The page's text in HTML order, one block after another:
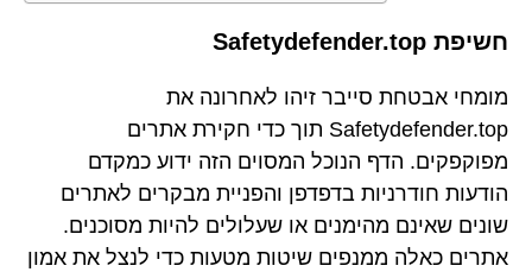
חשיפת Safetydefender.top
מומחי אבטחת סייבר זיהו לאחרונה את
Safetydefender.top תוך כדי חקירת אתרים
מפוקפקים. הדף הנוכל המסוים הזה ידוע כמקדם
הודעות חודרניות בדפדפן והפניית מבקרים לאתרים
שונים שאינם מהימנים או שעלולים להיות מסוכנים.
אתרים כאלה ממנפים שיטות מטעות כדי לנצל את אמון